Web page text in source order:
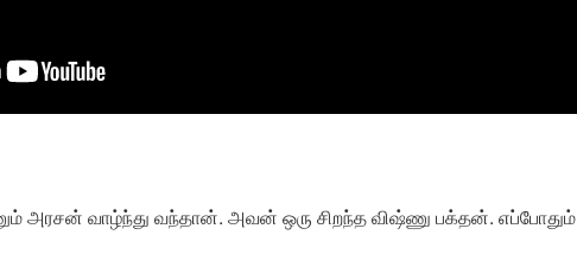
அரசன் வாழ்ந்து வந்தான். அவன் ஒரு சிறந்த விஷ்ணு பக்தன். எப்போதும்